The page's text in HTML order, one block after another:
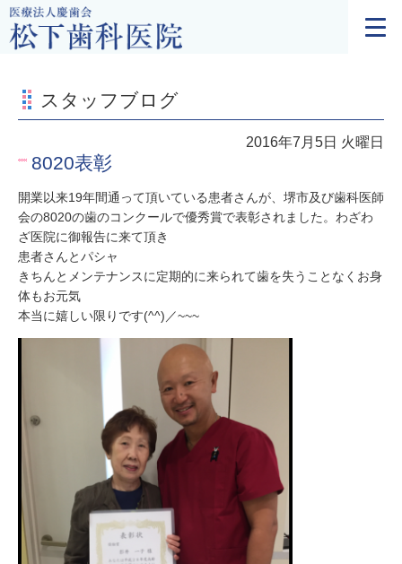
スタッフブログ
2016年7月5日 火曜日
8020表彰
開業以来19年間通って頂いている患者さんが、堺市及び歯科医師
会の8020の歯のコンクールで優秀賞で表彰されました。わざわ
ざ医院に御報告に来て頂き
患者さんとパシャ
きちんとメンテナンスに定期的に来られて歯を失うことなくお身
体もお元気
本当に嬉しい限りです(^^)／~~~